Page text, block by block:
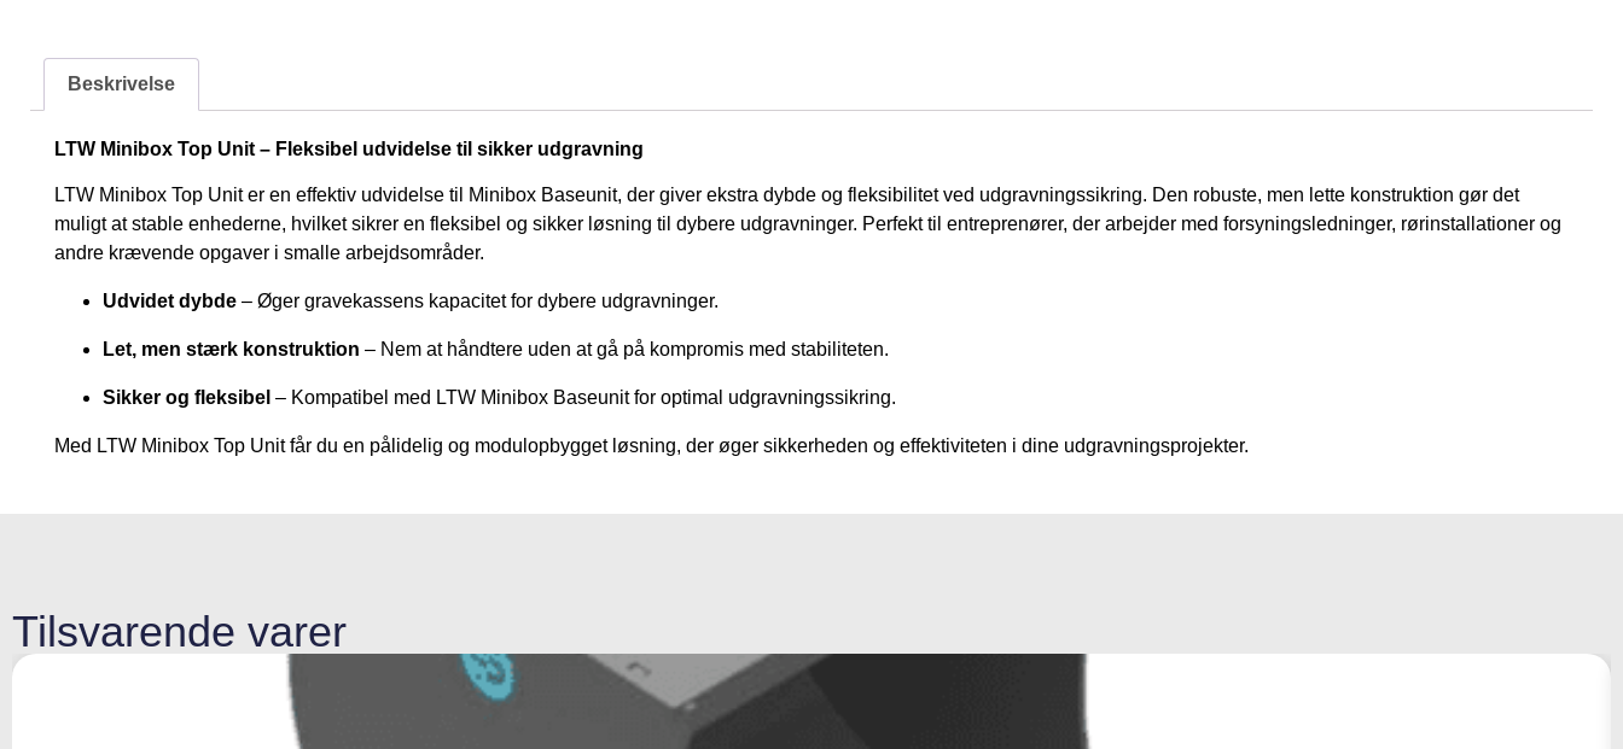
Beskrivelse
LTW Minibox Top Unit – Fleksibel udvidelse til sikker udgravning
LTW Minibox Top Unit er en effektiv udvidelse til Minibox Baseunit, der giver ekstra dybde og fleksibilitet ved udgravningssikring. Den robuste, men lette konstruktion gør det
muligt at stable enhederne, hvilket sikrer en fleksibel og sikker løsning til dybere udgravninger. Perfekt til entreprenører, der arbejder med forsyningsledninger, rørinstallationer og
andre krævende opgaver i smalle arbejdsområder.
Udvidet dybde – Øger gravekassens kapacitet for dybere udgravninger.
Let, men stærk konstruktion – Nem at håndtere uden at gå på kompromis med stabiliteten.
Sikker og fleksibel – Kompatibel med LTW Minibox Baseunit for optimal udgravningssikring.
Med LTW Minibox Top Unit får du en pålidelig og modulopbygget løsning, der øger sikkerheden og effektiviteten i dine udgravningsprojekter.
Tilsvarende varer